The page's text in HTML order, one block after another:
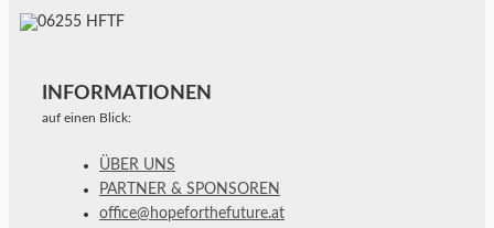
INFORMATIONEN
auf einen Blick:
ÜBER UNS
PARTNER & SPONSOREN
office@hopeforthefuture.at